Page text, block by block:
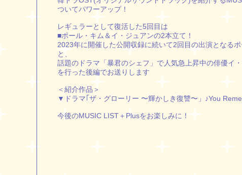
ついてパワーアップ！
レギュラーとして復活した5回目は
■ポール・キム＆イ・ジュアンの2本立て！
2023年に開催した公開収録に続いて2回目の出演となる
と、
話題のドラマ「暴君のシェフ」で人気急上昇中の俳優イ
を行った後編でお送りします
＜紹介作品＞
▼ドラマ｢ザ・グローリー 〜輝かしき復讐〜」♪You
今後のMUSIC LIST＋Plusをお楽しみに！